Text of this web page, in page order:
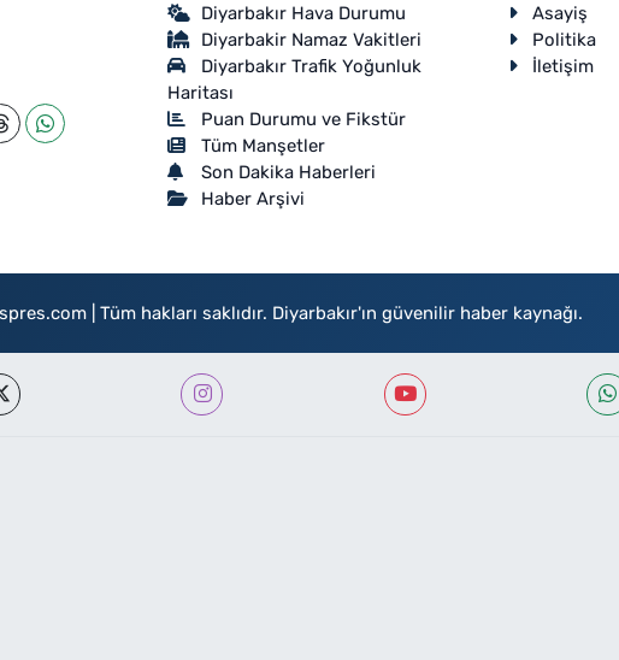
Diyarbakır Hava Durumu
Diyarbakir Namaz Vakitleri
Diyarbakır Trafik Yoğunluk
Haritası
Puan Durumu ve Fikstür
Tüm Manşetler
Son Dakika Haberleri
Haber Arşivi
Asayiş
Politika
İletişim
| Tüm hakları saklıdır. Diyarbakır'ın güvenilir haber kaynağı.